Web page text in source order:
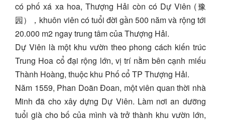
có phố xá xa hoa, Thượng Hải còn có Dự Viên (豫
园），khuôn viên có tuổi đời gần 500 năm và rộng tới
20.000 m2 ngay trung tâm của Thượng Hải.
Dự Viên là một khu vườn theo phong cách kiến trúc
Trung Hoa cổ đại rộng lớn, vị trí nằm bên cạnh miếu
Thành Hoàng, thuộc khu Phố cổ TP Thượng Hải.
Năm 1559, Phan Doãn Đoan, một viên quan thời nhà
Minh đã cho xây dựng Dự Viên. Làm nơi an dưỡng
tuổi già cho bố của mình và trở thành khu vườn lớn,